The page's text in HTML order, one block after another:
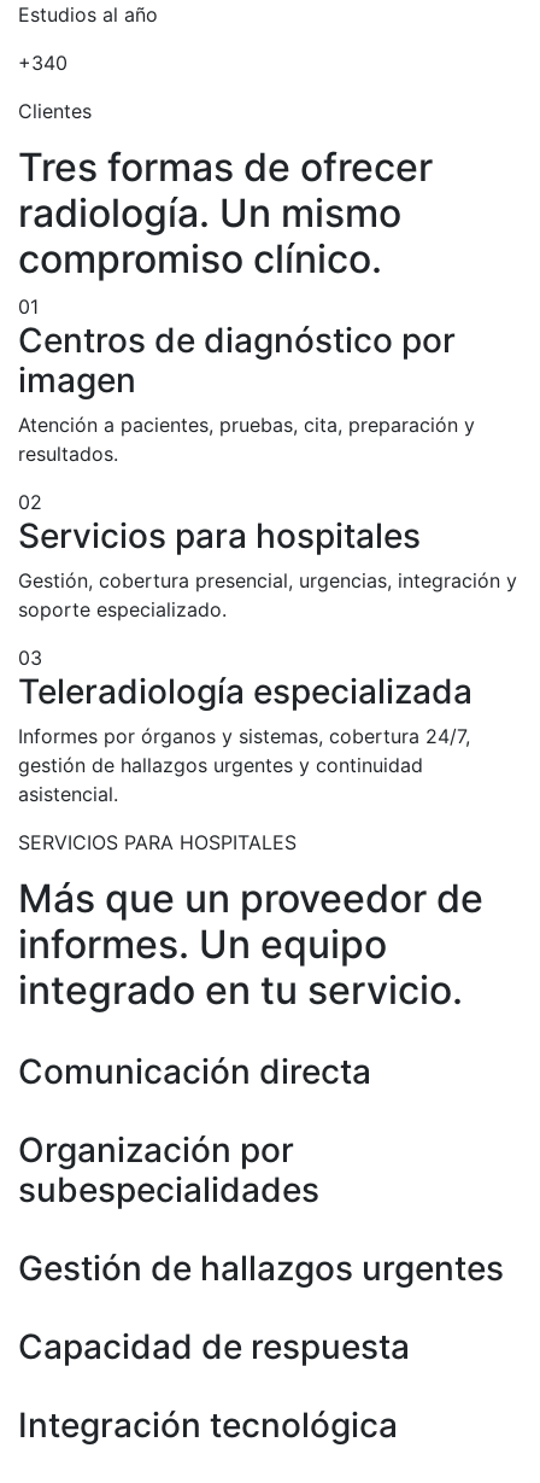
Estudios al año
+340
Clientes
Tres formas de ofrecer
radiología. Un mismo
compromiso clínico.
01
Centros de diagnóstico por
imagen
Atención a pacientes, pruebas, cita, preparación y
resultados.
02
Servicios para hospitales
Gestión, cobertura presencial, urgencias, integración y
soporte especializado.
03
Teleradiología especializada
Informes por órganos y sistemas, cobertura 24/7,
gestión de hallazgos urgentes y continuidad
asistencial.
SERVICIOS PARA HOSPITALES
Más que un proveedor de
informes. Un equipo
integrado en tu servicio.
Comunicación directa
Organización por
subespecialidades
Gestión de hallazgos urgentes
Capacidad de respuesta
Integración tecnológica